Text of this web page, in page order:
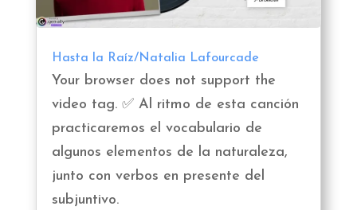
Hasta la Raíz/Natalia Lafourcade
Your browser does not support the
video tag. ✅ Al ritmo de esta canción
practicaremos el vocabulario de
algunos elementos de la naturaleza,
junto con verbos en presente del
subjuntivo.